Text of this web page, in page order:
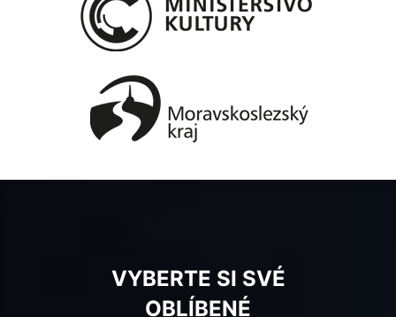
VYBERTE SI SVÉ
OBLÍBENÉ